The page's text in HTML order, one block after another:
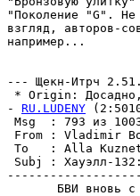
"Поколение "G". Не
взгляд, автоpов-
напpимеp...
--- Щекн-Итpч
* Origin:
- RU.LUDENY
Msg  :
From : Vladimir
To   : Alla
Subj :
БВИ вновь с